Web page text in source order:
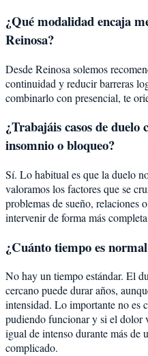
¿Qué modalidad encaja
Reinosa?
Desde Reinosa solemos
continuidad y reducir barreras
combinarlo con presencial, te
¿Trabajáis casos de duelo
insomnio o bloqueo?
Sí. Lo habitual es que la duelo
valoramos los factores que se
problemas de sueño, relaciones
intervenir de forma más
¿Cuánto tiempo es
No hay un tiempo estándar. El
cercano puede durar años,
intensidad. Lo importante no es
pudiendo funcionar y si el dolor
igual de intenso durante más de
complicado.